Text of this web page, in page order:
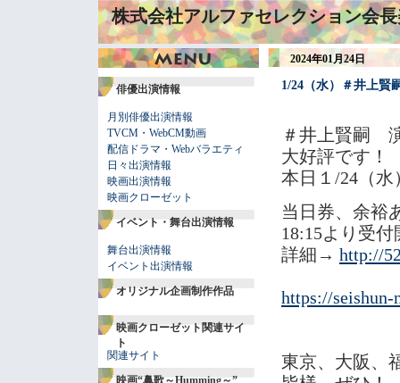
株式会社アルファセレクション会
俳優出演情報
月別俳優出演情報
TVCM・WebCM動画
配信ドラマ・Webバラエティ
日々出演情報
映画出演情報
映画クローゼット
イベント・舞台出演情報
舞台出演情報
イベント出演情報
オリジナル企画制作作品
映画クローゼット関連サイ
ト
関連サイト
映画“鼻歌～Humming～”
2024年01月24日
1/24（水）＃井上
＃井上賢嗣
大好評です！
本日１/24（水
当日券、余裕
18:15より受
詳細→ http://
https://
東京、大阪、